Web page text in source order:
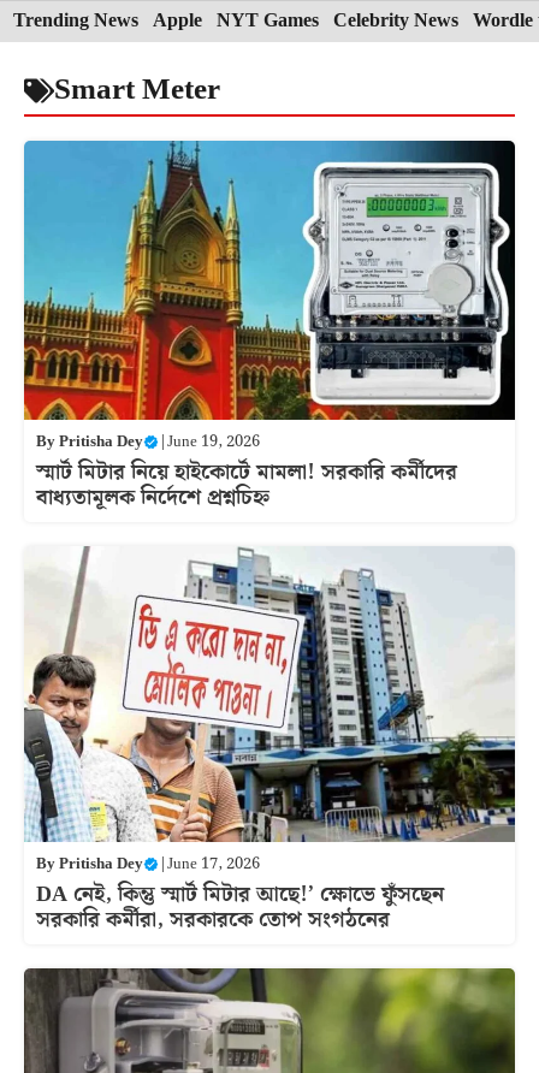
Skip
to
content
Trending News Apple NYT Games Celebrity News Wordle
Smart Meter
ByPritisha Dey |June 19, 2026
স্মার্ট মিটার নিয়ে হাইকোর্টে মামলা! সরকারি কর্মীদের
বাধ্যতামূলক নির্দেশে প্রশ্নচিহ্ন
ByPritisha Dey |June 17, 2026
DA নেই, কিন্তু স্মার্ট মিটার আছে!’ ক্ষোভে ফুঁসছেন
সরকারি কর্মীরা, সরকারকে তোপ সংগঠনের